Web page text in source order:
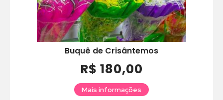
Buquê de Crisântemos
R$ 180,00
Mais informações